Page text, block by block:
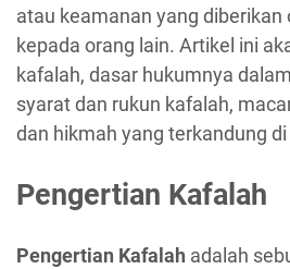
atau keamanan yang diberikan
kepada orang lain. Artikel ini
kafalah, dasar hukumnya
syarat dan rukun kafalah,
dan hikmah yang terkandung
Pengertian Kafalah
Pengertian Kafalah adalah